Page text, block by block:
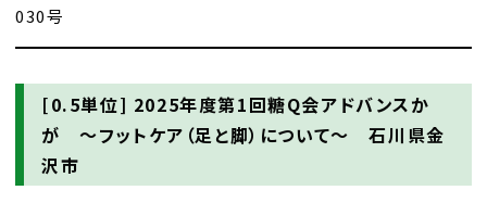
030号
[0.5単位] 2025年度第1回糖Q会アドバンスか
が ～フットケア（足と脚）について～ 石川県金
沢市